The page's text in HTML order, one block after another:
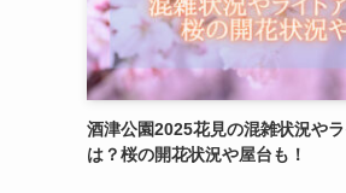
酒津公園2025花見の混雑状況や
は？桜の開花状況や屋台も！